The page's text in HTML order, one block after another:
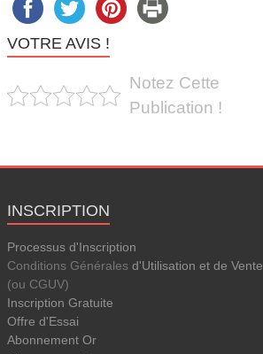
VOTRE AVIS !
Notez Cette
Publication !
INSCRIPTION
Processus d'Inscription
Conditions Générales d'Utilisation et de Vente
(ou CGUV)
Inscription Gratuite
Offre d'Essai
Abonnement Or